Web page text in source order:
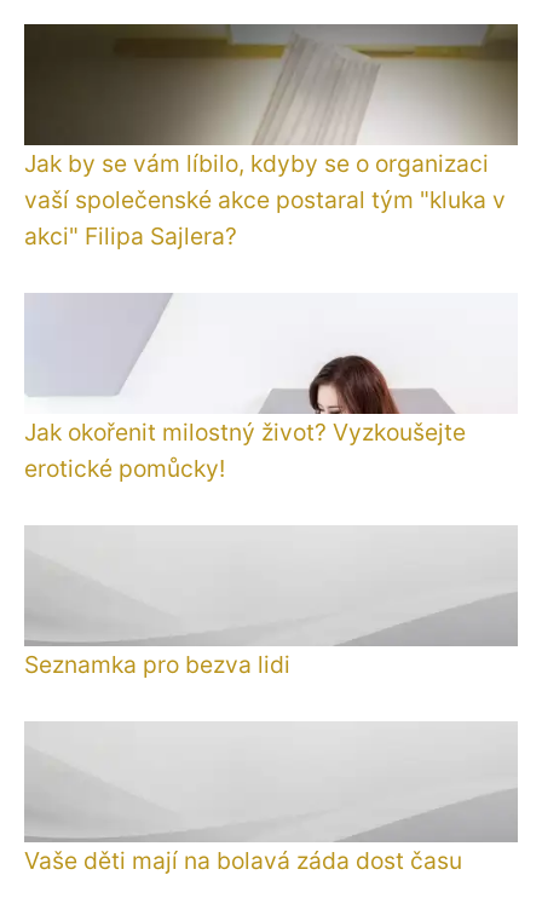
Jak by se vám líbilo, kdyby se o organizaci
vaší společenské akce postaral tým "kluka v
akci" Filipa Sajlera?
Jak okořenit milostný život? Vyzkoušejte
erotické pomůcky!
Seznamka pro bezva lidi
Vaše děti mají na bolavá záda dost času